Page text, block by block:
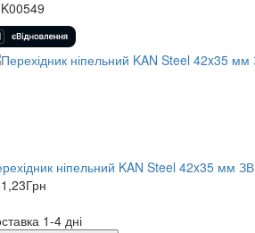
ніпельний KAN Steel 42x35 мм ЗВ
Грн
1-4 дні